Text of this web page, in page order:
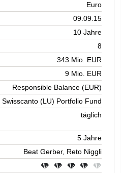
Euro
09.09.15
10 Jahre
8
343 Mio. EUR
9 Mio. EUR
Responsible Balance (EUR)
Swisscanto (LU) Portfolio Fund
täglich
5 Jahre
Beat Gerber, Reto Niggli